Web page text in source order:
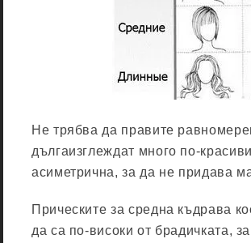
Не трябва да правите
дългаизглеждат много по-
асиметрична, за да не придава
Прическите за средна къдрава
да са по-високи от брадичката,